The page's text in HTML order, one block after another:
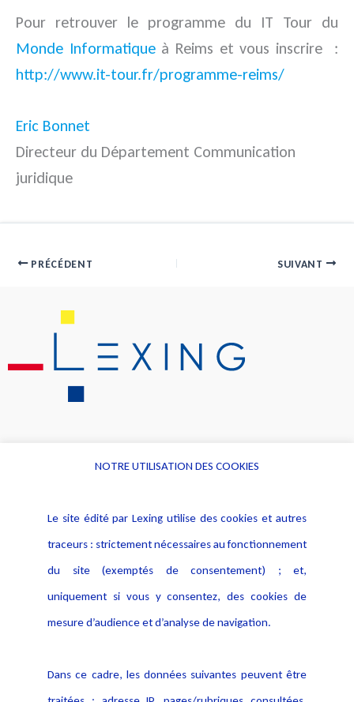
Pour retrouver le programme du IT Tour du
Monde Informatiqueà Reims et vous inscrire :
http://www.it-tour.fr/programme-reims/
Eric Bonnet
Directeur du Département Communication
juridique
PRÉCÉDENT SUIVANT
Alerte professionnelle
Déclaration d'accessibilité
Notice Légale
Politique de protection des
données
Publications
NOTRE UTILISATION DES COOKIES
Le site édité par Lexing utilise des cookies et autres
traceurs : strictement nécessaires au fonctionnement
du site (exemptés de consentement) ; et,
uniquement si vous y consentez, des cookies de
mesure d’audience et d’analyse de navigation.
Dans ce cadre, les données suivantes peuvent être